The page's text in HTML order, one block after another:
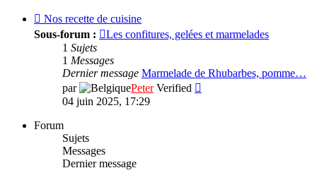
Flux
Nos
recette
cuisine
Nos recette de cuisine
Sous-forum :
Les confitures, gelées et marmelades
1 Sujets
1 Messages
Dernier message Marmelade de Rhubarbes, pomme…
par
Peter Verified
04 juin 2025, 17:29
Forum
Sujets
Messages
Dernier message